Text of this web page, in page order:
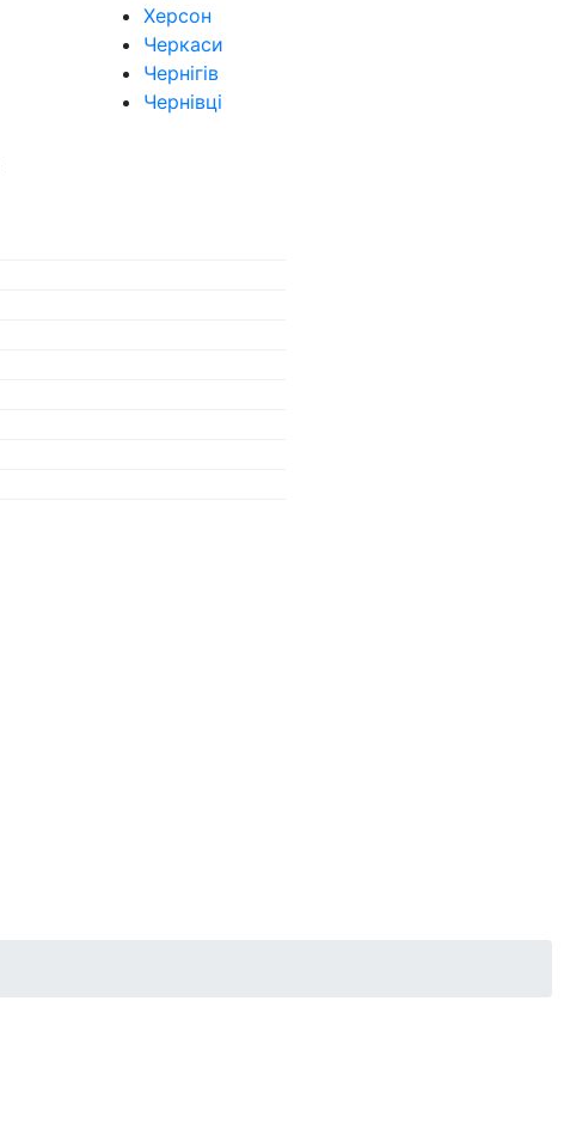
Херсон
Черкаси
Чернігів
Чернівці